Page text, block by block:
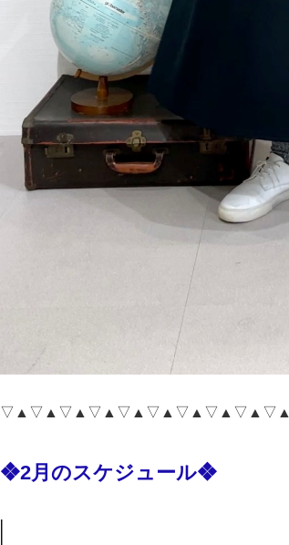
▽▲▽▲▽▲▽▲▽▲▽▲▽▲▽▲▽▲▽▲
❖2月のスケジュール❖